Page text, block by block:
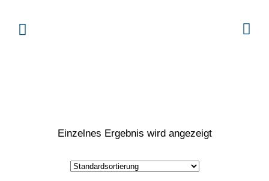
Einzelnes Ergebnis wird angezeigt